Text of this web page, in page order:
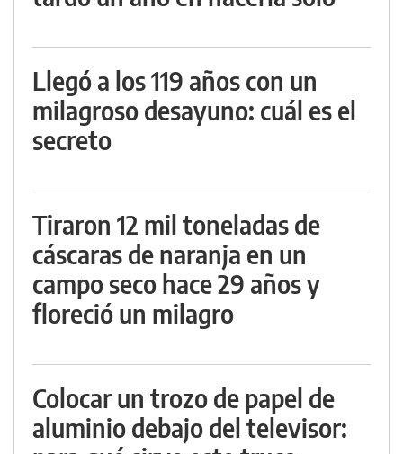
Llegó a los 119 años con un
milagroso desayuno: cuál es el
secreto
Tiraron 12 mil toneladas de
cáscaras de naranja en un
campo seco hace 29 años y
floreció un milagro
Colocar un trozo de papel de
aluminio debajo del televisor: